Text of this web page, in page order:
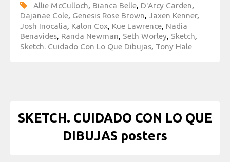
Allie McCulloch, Bianca Belle, D'Arcy Carden,
Dajanae Cole, Genesis Rose Brown, Jaxen Kenner,
Josh Inocalia, Kalon Cox, Kue Lawrence, Nadia
Benavides, Randa Newman, Seth Worley, Sketch,
Sketch. Cuidado Con Lo Que Dibujas, Tony Hale
SKETCH. CUIDADO CON LO QUE
DIBUJAS posters